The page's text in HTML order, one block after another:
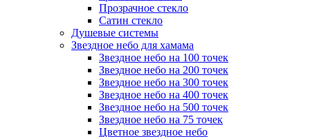
Прозрачное стекло
Сатин стекло
Душевые системы
Звездное небо для хамама
Звездное небо на 100 точек
Звездное небо на 200 точек
Звездное небо на 300 точек
Звездное небо на 400 точек
Звездное небо на 500 точек
Звездное небо на 75 точек
Цветное звездное небо